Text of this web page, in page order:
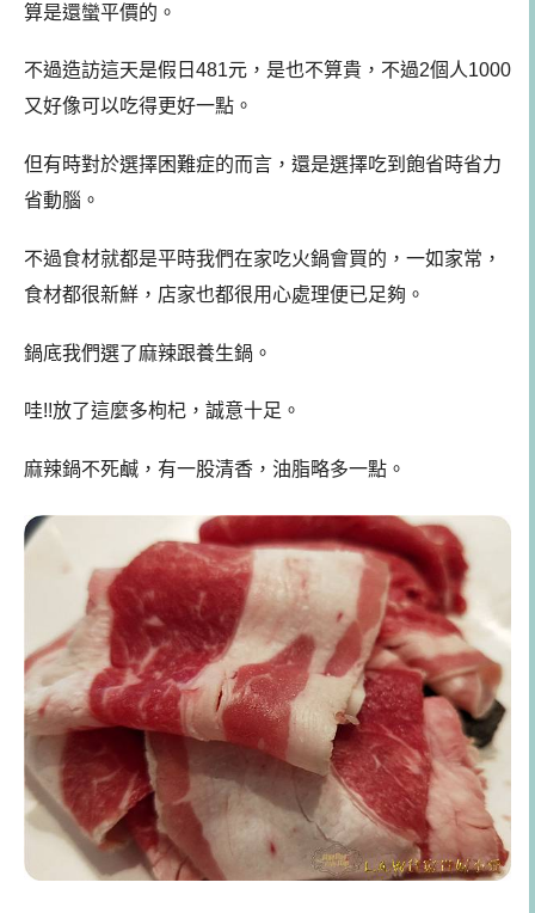
算是還蠻平價的。
不過造訪這天是假日481元，是也不算貴，不過2個人1000
又好像可以吃得更好一點。
但有時對於選擇困難症的而言，還是選擇吃到飽省時省力
省動腦。
不過食材就都是平時我們在家吃火鍋會買的，一如家常，
食材都很新鮮，店家也都很用心處理便已足夠。
鍋底我們選了麻辣跟養生鍋。
哇!!放了這麼多枸杞，誠意十足。
麻辣鍋不死鹹，有一股清香，油脂略多一點。